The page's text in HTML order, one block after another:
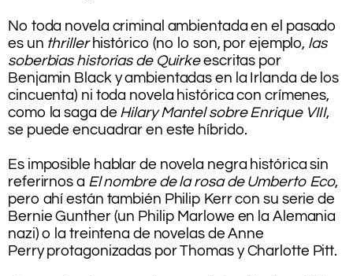
No toda novela criminal ambientada en el pasado
es un thrillerhistórico (no lo son, por ejemplo, las
soberbias historias de Quirkeescritas por
Benjamin Black y ambientadas en la Irlanda de los
cincuenta) ni toda novela histórica con crímenes,
como la saga de Hilary Mantel sobre Enrique VIII,
se puede encuadrar en este híbrido.
Es imposible hablar de novela negra histórica sin
referirnos a El nombre de la rosa de Umberto Eco,
pero ahí están también Philip Kerr con su serie de
Bernie Gunther (un Philip Marlowe en la Alemania
nazi) o la treintena de novelas de Anne
Perry protagonizadas por Thomas y Charlotte Pitt.